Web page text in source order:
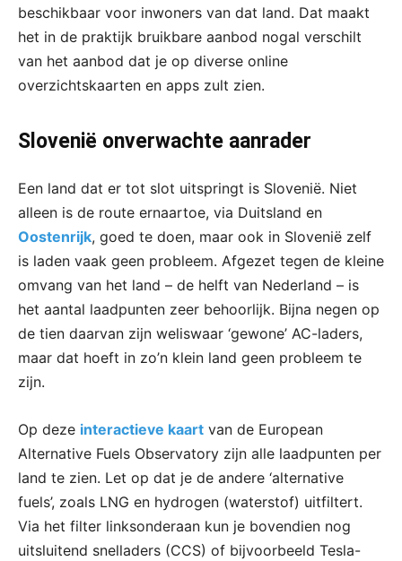
beschikbaar voor inwoners van dat land. Dat maakt
het in de praktijk bruikbare aanbod nogal verschilt
van het aanbod dat je op diverse online
overzichtskaarten en apps zult zien.
Slovenië onverwachte aanrader
Een land dat er tot slot uitspringt is Slovenië. Niet
alleen is de route ernaartoe, via Duitsland en
Oostenrijk, goed te doen, maar ook in Slovenië zelf
is laden vaak geen probleem. Afgezet tegen de kleine
omvang van het land – de helft van Nederland – is
het aantal laadpunten zeer behoorlijk. Bijna negen op
de tien daarvan zijn weliswaar ‘gewone’ AC-laders,
maar dat hoeft in zo’n klein land geen probleem te
zijn.
Op deze interactieve kaart van de European
Alternative Fuels Observatory zijn alle laadpunten per
land te zien. Let op dat je de andere ‘alternative
fuels’, zoals LNG en hydrogen (waterstof) uitfiltert.
Via het filter linksonderaan kun je bovendien nog
uitsluitend snelladers (CCS) of bijvoorbeeld Tesla-